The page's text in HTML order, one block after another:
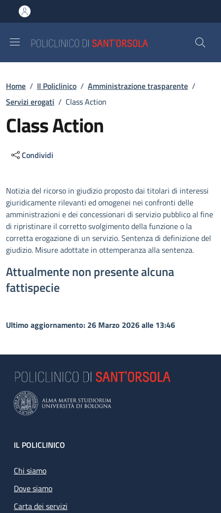
al contenuto principale
to footer content
Briciole di pane
Home / Il Policlinico / Amministrazione trasparente /
Servizi erogati / Class Action
Class Action
Condividi
Descrizione
Notizia del ricorso in giudizio proposto dai titolari di interessi
giuridicamente rilevanti ed omogenei nei confronti delle
amministrazioni e dei concessionari di servizio pubblico al fine
di ripristinare il corretto svolgimento della funzione o la
corretta erogazione di un servizio. Sentenza di definizione del
giudizio. Misure adottate in ottemperanza alla sentenza.
Attualmente non presente alcuna
fattispecie
Ultimo aggiornamento: 26 Marzo 2026 alle 13:46
Footer
IL POLICLINICO
Chi siamo
Dove siamo
Carta dei servizi